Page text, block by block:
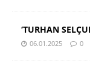
‘TURHAN
06.01.2025 0